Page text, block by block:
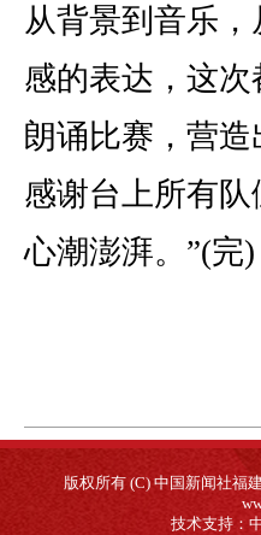
从背景到音乐
感的表达，这
朗诵比赛，营
感谢台上所有
心潮澎湃。”(完)
版权所有 (C) 中国新闻社福
技术支持：